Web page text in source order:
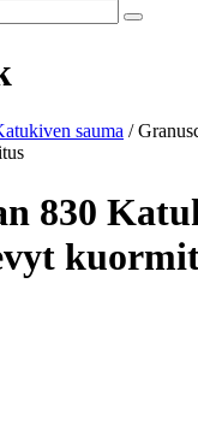
sauma /
830